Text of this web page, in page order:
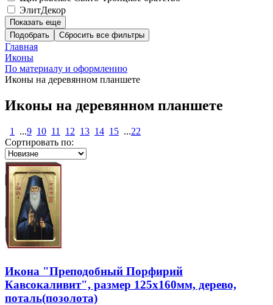
ЭлитДекор
Показать еще
Подобрать
Главная
Иконы
По материалу и оформлению
Иконы на деревянном планшете
Иконы на деревянном планшете
1 ...9 10 11 12 13 14 15 ...22
Сортировать по:
Икона "Преподобный Порфирий
Кавсокаливит", размер 125х160мм, дерево,
поталь(позолота)